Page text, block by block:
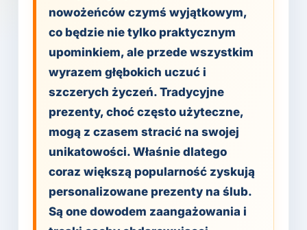
nowożeńców czymś wyjątkowym,
co będzie nie tylko praktycznym
upominkiem, ale przede wszystkim
wyrazem głębokich uczuć i
szczerych życzeń. Tradycyjne
prezenty, choć często użyteczne,
mogą z czasem stracić na swojej
unikatowości. Właśnie dlatego
coraz większą popularność zyskują
personalizowane prezenty na ślub.
Są one dowodem zaangażowania i